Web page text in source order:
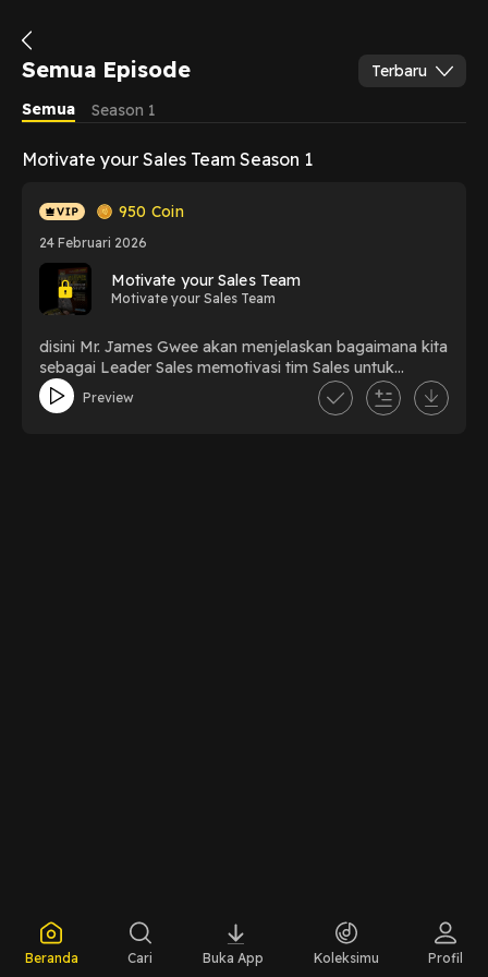
Semua Episode
Terbaru
Semua
Season 1
Motivate your Sales Team Season 1
950 Coin
24 Februari 2026
Motivate your Sales Team
Motivate your Sales Team
disini Mr. James Gwee akan menjelaskan bagaimana kita
sebagai Leader Sales memotivasi tim Sales untuk
mencapai target yang maksimalPenasaran akan
penjelasannya? Yuk kita simak baik-baik
Preview
Beranda Cari Buka App Koleksimu Profil